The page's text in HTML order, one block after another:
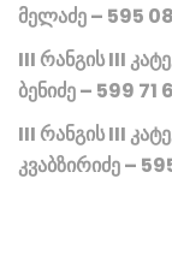
მელაძე – 595
III რანგის III
ბენიძე – 599 71
III რანგის III
კვაბზირიძე –